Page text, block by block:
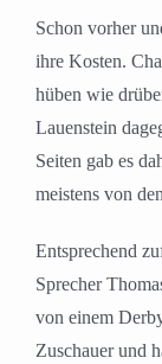
Schon vorher
ihre Kosten.
hüben wie
Lauenstein
Seiten gab es
meistens von
Entsprechend
Sprecher
von einem
Zuschauer und